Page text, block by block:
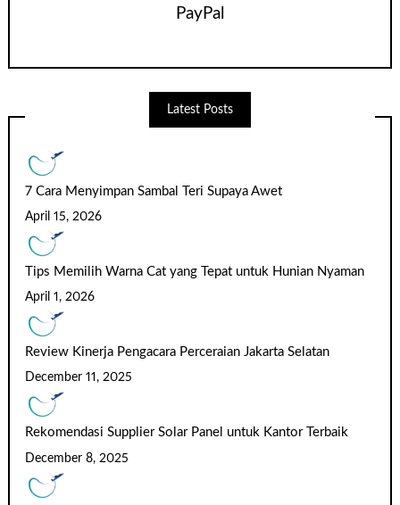
PayPal
Latest Posts
7 Cara Menyimpan Sambal Teri Supaya Awet
April 15, 2026
Tips Memilih Warna Cat yang Tepat untuk Hunian Nyaman
April 1, 2026
Review Kinerja Pengacara Perceraian Jakarta Selatan
December 11, 2025
Rekomendasi Supplier Solar Panel untuk Kantor Terbaik
December 8, 2025